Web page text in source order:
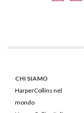
CHI SIAMO
HarperCollins nel
mondo